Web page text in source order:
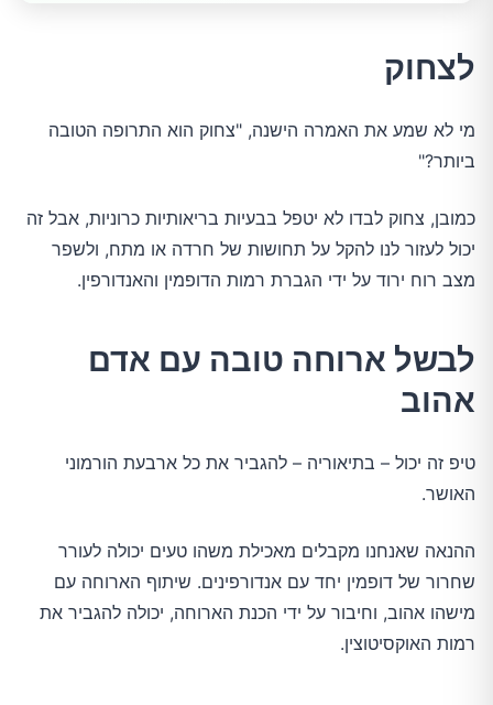
לצחוק
מי לא שמע את האמרה הישנה, "צחוק הוא התרופה הטובה
ביותר?"
כמובן, צחוק לבדו לא יטפל בבעיות בריאותיות כרוניות, אבל זה
יכול לעזור לנו להקל על תחושות של חרדה או מתח, ולשפר
מצב רוח ירוד על ידי הגברת רמות הדופמין והאנדורפין.
לבשל ארוחה טובה עם אדם
אהוב
טיפ זה יכול – בתיאוריה – להגביר את כל ארבעת הורמוני
האושר.
ההנאה שאנחנו מקבלים מאכילת משהו טעים יכולה לעורר
שחרור של דופמין יחד עם אנדורפינים. שיתוף הארוחה עם
מישהו אהוב, וחיבור על ידי הכנת הארוחה, יכולה להגביר את
רמות האוקסיטוצין.